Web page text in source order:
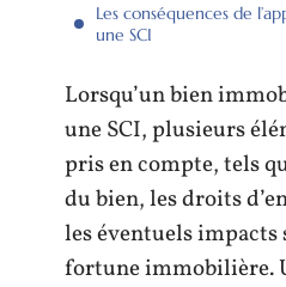
Les conséquences de
une SCI
Lorsqu’un bien
une SCI, plusieurs
pris en compte, tels
du bien, les droits
les éventuels
fortune immobilière.